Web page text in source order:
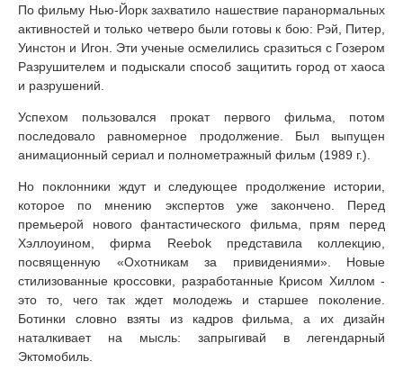
По фильму Нью-Йорк захватило нашествие паранормальных
активностей и только четверо были готовы к бою: Рэй, Питер,
Уинстон и Игон. Эти ученые осмелились сразиться с Гозером
Разрушителем и подыскали способ защитить город от хаоса
и разрушений.
Успехом пользовался прокат первого фильма, потом
последовало равномерное продолжение. Был выпущен
анимационный сериал и полнометражный фильм (1989 г.).
Но поклонники ждут и следующее продолжение истории,
которое по мнению экспертов уже закончено. Перед
премьерой нового фантастического фильма, прям перед
Хэллоуином, фирма Reebok представила коллекцию,
посвященную «Охотникам за привидениями». Новые
стилизованные кроссовки, разработанные Крисом Хиллом -
это то, чего так ждет молодежь и старшее поколение.
Ботинки словно взяты из кадров фильма, а их дизайн
наталкивает на мысль: запрыгивай в легендарный
Эктомобиль.